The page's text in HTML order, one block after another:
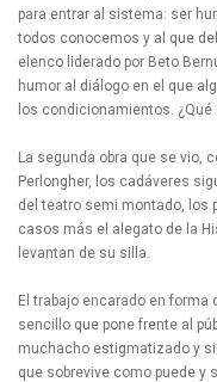
para entrar al sistema: ser
todos conocemos y al que
elenco liderado por Beto
humor al diálogo en el que
los condicionamientos. ¿Qué
La segunda obra que se vio,
Perlongher, los cadáveres
del teatro semi montado, los
casos más el alegato de la
levantan de su silla.
El trabajo encarado en
sencillo que pone frente al
muchacho estigmatizado y
que sobrevive como puede y